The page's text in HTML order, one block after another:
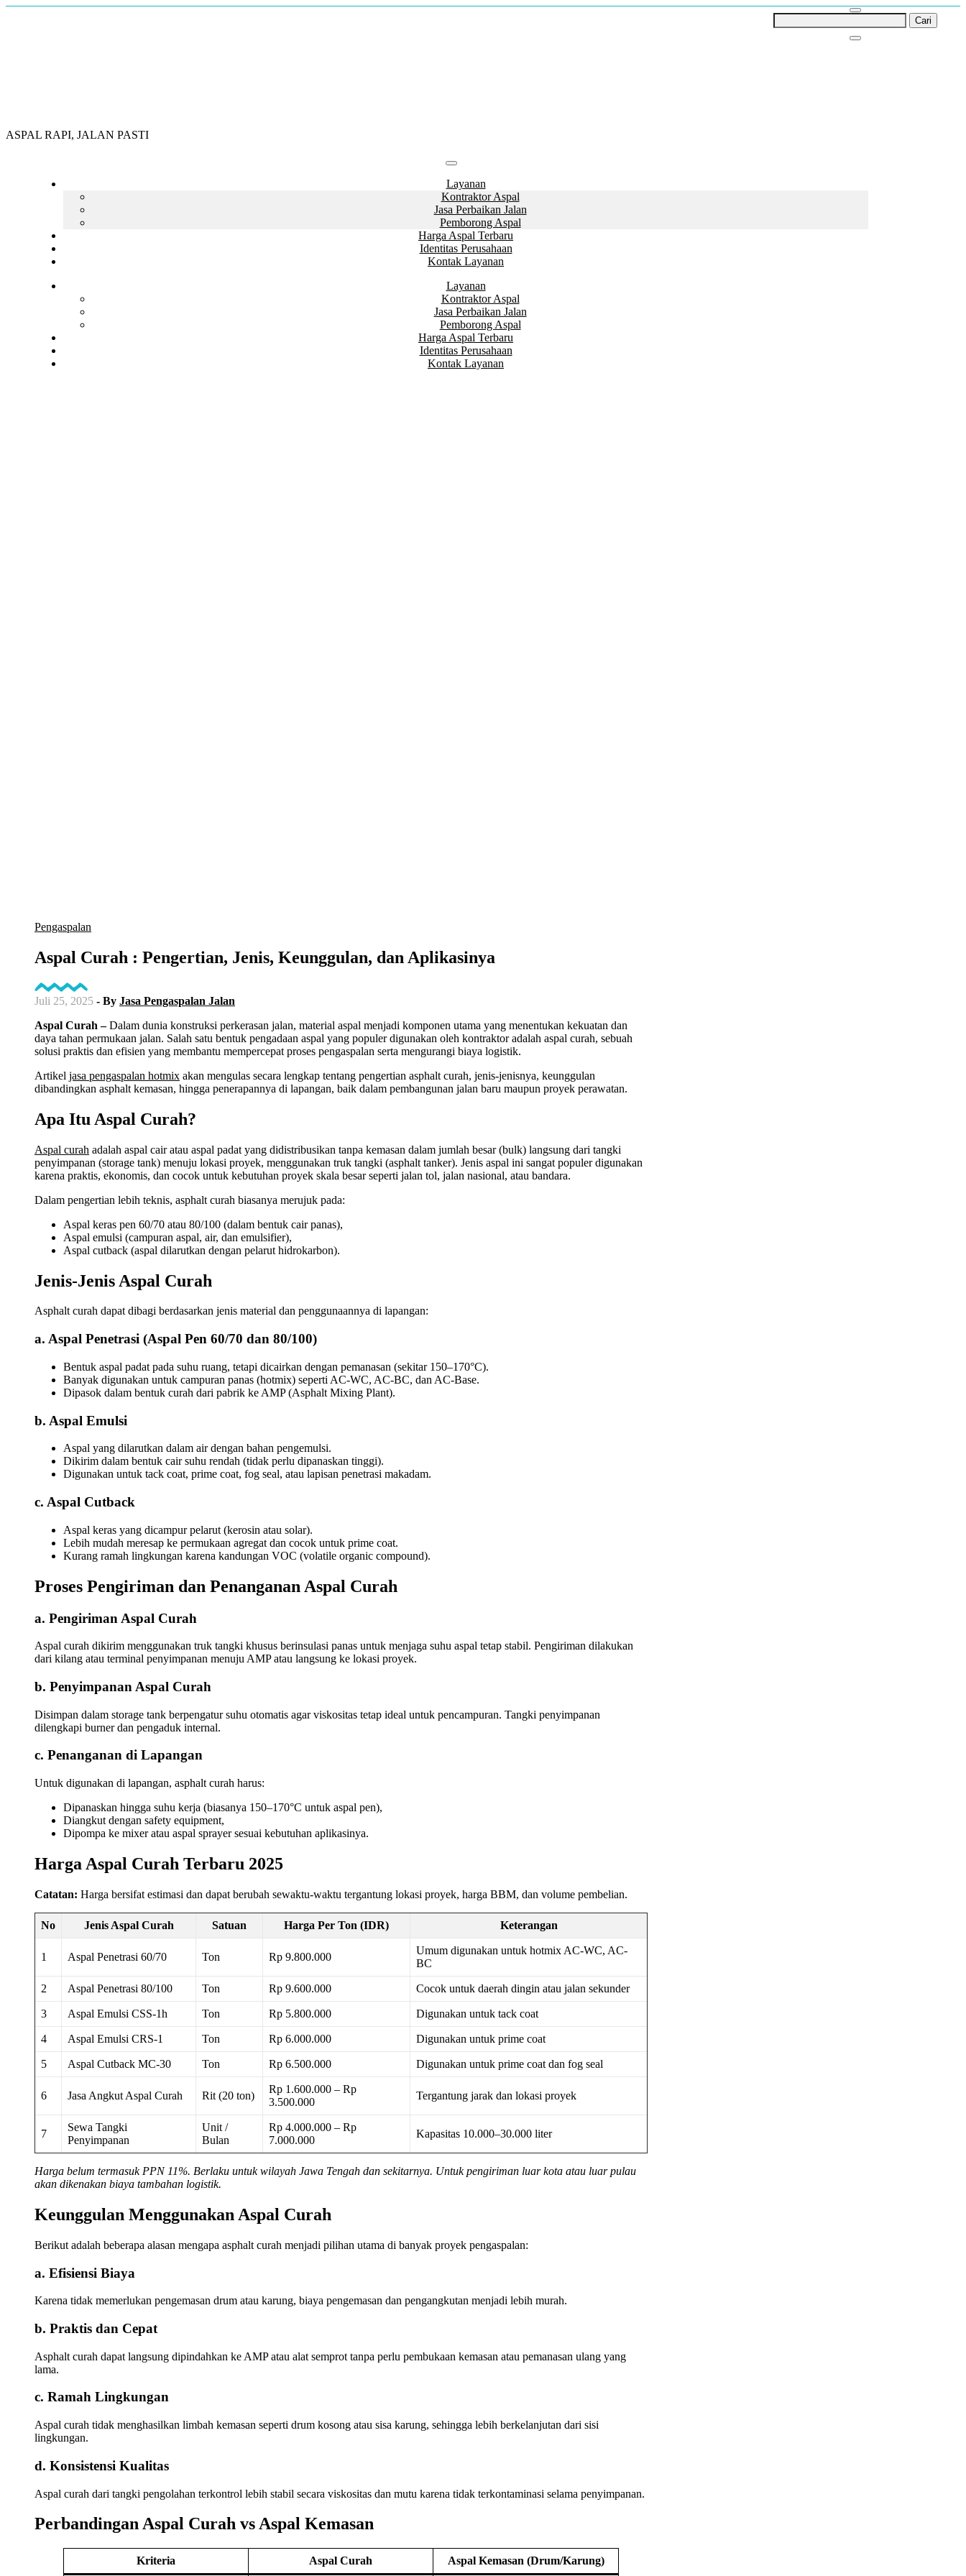
ASPAL RAPI, JALAN PASTI
Layanan
Kontraktor Aspal
Jasa Perbaikan Jalan
Pemborong Aspal
Harga Aspal Terbaru
Identitas Perusahaan
Kontak Layanan
Layanan
Kontraktor Aspal
Jasa Perbaikan Jalan
Pemborong Aspal
Harga Aspal Terbaru
Identitas Perusahaan
Kontak Layanan
Cari
untuk:
Pengaspalan
Aspal Curah : Pengertian, Jenis, Keunggulan, dan Aplikasinya
Juli 25, 2025 - By Jasa Pengaspalan Jalan
Aspal Curah –Dalam dunia konstruksi perkerasan jalan, material aspal menjadi komponen utama yang menentukan kekuatan dan
daya tahan permukaan jalan. Salah satu bentuk pengadaan aspal yang populer digunakan oleh kontraktor adalah aspal curah, sebuah
solusi praktis dan efisien yang membantu mempercepat proses pengaspalan serta mengurangi biaya logistik.
Artikel jasa pengaspalan hotmix akan mengulas secara lengkap tentang pengertian asphalt curah, jenis-jenisnya, keunggulan
dibandingkan asphalt kemasan, hingga penerapannya di lapangan, baik dalam pembangunan jalan baru maupun proyek perawatan.
Apa Itu Aspal Curah?
Aspal curah adalah aspal cair atau aspal padat yang didistribusikan tanpa kemasan dalam jumlah besar (bulk) langsung dari tangki
penyimpanan (storage tank) menuju lokasi proyek, menggunakan truk tangki (asphalt tanker). Jenis aspal ini sangat populer digunakan
karena praktis, ekonomis, dan cocok untuk kebutuhan proyek skala besar seperti jalan tol, jalan nasional, atau bandara.
Dalam pengertian lebih teknis, asphalt curah biasanya merujuk pada:
Aspal keras pen 60/70 atau 80/100 (dalam bentuk cair panas),
Aspal emulsi (campuran aspal, air, dan emulsifier),
Aspal cutback (aspal dilarutkan dengan pelarut hidrokarbon).
Jenis-Jenis Aspal Curah
Asphalt curah dapat dibagi berdasarkan jenis material dan penggunaannya di lapangan:
a. Aspal Penetrasi (Aspal Pen 60/70 dan 80/100)
Bentuk aspal padat pada suhu ruang, tetapi dicairkan dengan pemanasan (sekitar 150–170°C).
Banyak digunakan untuk campuran panas (hotmix) seperti AC-WC, AC-BC, dan AC-Base.
Dipasok dalam bentuk curah dari pabrik ke AMP (Asphalt Mixing Plant).
b. Aspal Emulsi
Aspal yang dilarutkan dalam air dengan bahan pengemulsi.
Dikirim dalam bentuk cair suhu rendah (tidak perlu dipanaskan tinggi).
Digunakan untuk tack coat, prime coat, fog seal, atau lapisan penetrasi makadam.
c. Aspal Cutback
Aspal keras yang dicampur pelarut (kerosin atau solar).
Lebih mudah meresap ke permukaan agregat dan cocok untuk prime coat.
Kurang ramah lingkungan karena kandungan VOC (volatile organic compound).
Proses Pengiriman dan Penanganan Aspal Curah
a. Pengiriman Aspal Curah
Aspal curah dikirim menggunakan truk tangki khusus berinsulasi panas untuk menjaga suhu aspal tetap stabil. Pengiriman dilakukan
dari kilang atau terminal penyimpanan menuju AMP atau langsung ke lokasi proyek.
b. Penyimpanan Aspal Curah
Disimpan dalam storage tank berpengatur suhu otomatis agar viskositas tetap ideal untuk pencampuran. Tangki penyimpanan
dilengkapi burner dan pengaduk internal.
c. Penanganan di Lapangan
Untuk digunakan di lapangan, asphalt curah harus:
Dipanaskan hingga suhu kerja (biasanya 150–170°C untuk aspal pen),
Diangkut dengan safety equipment,
Dipompa ke mixer atau aspal sprayer sesuai kebutuhan aplikasinya.
Harga Aspal Curah Terbaru 2025
Catatan: Harga bersifat estimasi dan dapat berubah sewaktu-waktu tergantung lokasi proyek, harga BBM, dan volume pembelian.
No Jenis Aspal Curah Satuan Harga Per Ton (IDR) Keterangan
1 Aspal Penetrasi 60/70 Ton Rp 9.800.000
Umum digunakan untuk hotmix AC-WC, AC-
BC
2 Aspal Penetrasi 80/100 Ton Rp 9.600.000 Cocok untuk daerah dingin atau jalan sekunder
3 Aspal Emulsi CSS-1h Ton Rp 5.800.000 Digunakan untuk tack coat
4 Aspal Emulsi CRS-1 Ton Rp 6.000.000 Digunakan untuk prime coat
5 Aspal Cutback MC-30 Ton Rp 6.500.000 Digunakan untuk prime coat dan fog seal
6 Jasa Angkut Aspal Curah Rit (20 ton)
Rp 1.600.000 – Rp
3.500.000
Tergantung jarak dan lokasi proyek
7
Sewa Tangki
Penyimpanan
Unit /
Bulan
Rp 4.000.000 – Rp
7.000.000
Kapasitas 10.000–30.000 liter
Harga belum termasuk PPN 11%. Berlaku untuk wilayah Jawa Tengah dan sekitarnya. Untuk pengiriman luar kota atau luar pulau
akan dikenakan biaya tambahan logistik.
Keunggulan Menggunakan Aspal Curah
Berikut adalah beberapa alasan mengapa asphalt curah menjadi pilihan utama di banyak proyek pengaspalan:
a. Efisiensi Biaya
Karena tidak memerlukan pengemasan drum atau karung, biaya pengemasan dan pengangkutan menjadi lebih murah.
b. Praktis dan Cepat
Asphalt curah dapat langsung dipindahkan ke AMP atau alat semprot tanpa perlu pembukaan kemasan atau pemanasan ulang yang
lama.
c. Ramah Lingkungan
Aspal curah tidak menghasilkan limbah kemasan seperti drum kosong atau sisa karung, sehingga lebih berkelanjutan dari sisi
lingkungan.
d. Konsistensi Kualitas
Aspal curah dari tangki pengolahan terkontrol lebih stabil secara viskositas dan mutu karena tidak terkontaminasi selama penyimpanan.
Perbandingan Aspal Curah vs Aspal Kemasan
Kriteria Aspal Curah Aspal Kemasan (Drum/Karung)